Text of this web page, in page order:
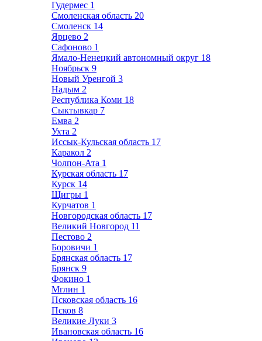
Гудермес 1
Смоленская область 20
Смоленск 14
Ярцево 2
Сафоново 1
Ямало-Ненецкий автономный округ 18
Ноябрьск 9
Новый Уренгой 3
Надым 2
Республика Коми 18
Сыктывкар 7
Емва 2
Ухта 2
Иссык-Кульская область 17
Каракол 2
Чолпон-Ата 1
Курская область 17
Курск 14
Щигры 1
Курчатов 1
Новгородская область 17
Великий Новгород 11
Пестово 2
Боровичи 1
Брянская область 17
Брянск 9
Фокино 1
Мглин 1
Псковская область 16
Псков 8
Великие Луки 3
Ивановская область 16